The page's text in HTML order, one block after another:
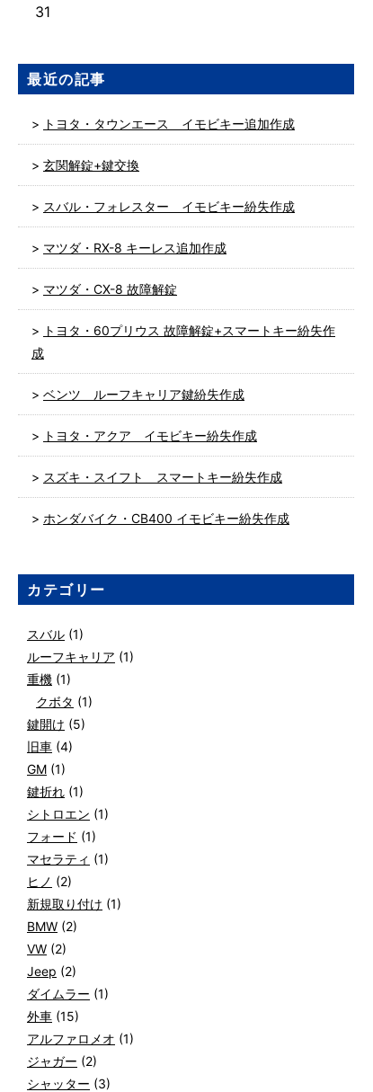
31
最近の記事
トヨタ・タウンエース イモビキー追加作成
玄関解錠+鍵交換
スバル・フォレスター イモビキー紛失作成
マツダ・RX-8 キーレス追加作成
マツダ・CX-8 故障解錠
トヨタ・60プリウス 故障解錠+スマートキー紛失作
成
ベンツ ルーフキャリア鍵紛失作成
トヨタ・アクア イモビキー紛失作成
スズキ・スイフト スマートキー紛失作成
ホンダバイク・CB400 イモビキー紛失作成
カテゴリー
スバル (1)
ルーフキャリア (1)
重機 (1)
クボタ (1)
鍵開け (5)
旧車 (4)
GM (1)
鍵折れ (1)
シトロエン (1)
フォード (1)
マセラティ (1)
ヒノ (2)
新規取り付け (1)
BMW (2)
VW (2)
Jeep (2)
ダイムラー (1)
外車 (15)
アルファロメオ (1)
ジャガー (2)
シャッター (3)